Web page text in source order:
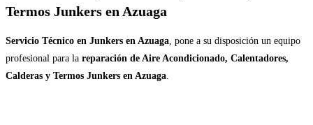
Termos Junkers en Azuaga
Servicio Técnico en Junkers en Azuaga, pone a su disposición un equipo
profesional para la reparación de Aire Acondicionado, Calentadores,
Calderas y Termos Junkers en Azuaga.